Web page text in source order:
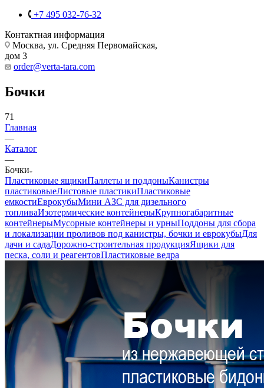
+7 495 032-76-32
Контактная информация
Москва, ул. Средняя Первомайская,
дом 3
order@verta-tara.com
Бочки
71
Главная
—
Каталог
—
Бочки
Пластиковые ящикиПаллеты и поддоныКанистры
пластиковыеЛистовые пластикиПластиковые
емкостиЕврокубыМини АЗС для дизельного
топливаИзотермические контейнерыКрупногабаритные
контейнерыМусорные контейнеры и урныПоддоны для сбора
и локализации проливов под канистры, бочки и еврокубыДля
дачи и садаДорожно-строительная продукцияЯщики для
песка, соли и реагентовПластиковые ведра